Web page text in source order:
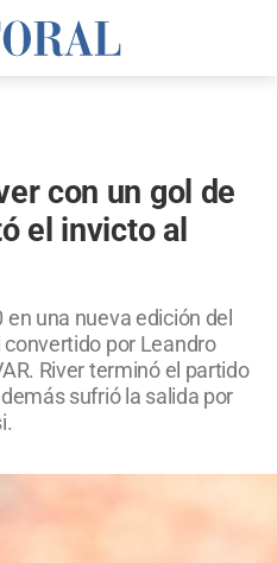
con un gol de
el invicto al
una nueva edición del
por Leandro
River terminó el partido
sufrió la salida por